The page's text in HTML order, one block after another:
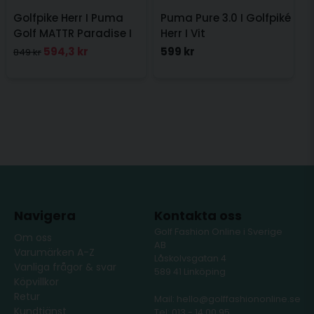
Golfpike Herr I Puma
Golf MATTR Paradise I
Navy
849 kr 594,3 kr
Puma Pure 3.0 I Golfpiké
Herr I Vit
599 kr
Om oss
Varumärken A-Z
Vanliga frågor & svar
Köpvillkor
Retur
Kundtjänst
Golf Fashion Online i Sverige
AB
Låskolvsgatan 4
589 41 Linköping
Mail: hello@golffashiononline.se